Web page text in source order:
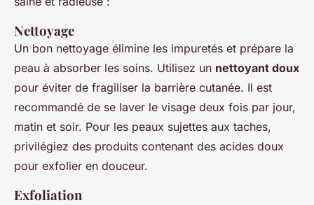
Nettoyage
Un bon nettoyage élimine les impuretés et prépare la
peau à absorber les soins. Utilisez un nettoyant doux
pour éviter de fragiliser la barrière cutanée. Il est
recommandé de se laver le visage deux fois par jour,
matin et soir. Pour les peaux sujettes aux taches,
privilégiez des produits contenant des acides doux
pour exfolier en douceur.
Exfoliation